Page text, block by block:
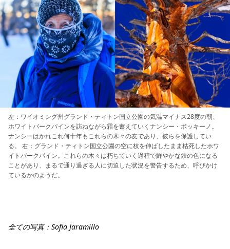
左：ワイオミング州グランド・ティトン国立公園の気温マイナス28度の朝、
ホワイトバークパインを訪ねながら霜を蓄えていくナンシー・ボッキーノ。
ナンシーはかれこれ何十年もこれらの木々の友であり、彼らを保護してい
る。 右：グランド・ティトン国立公園の空に枝を伸ばしたまま枯死したホワ
イトバークパイン。これらの木々は朽ちていく過程で鮮やかな鉄の色になる
ことがあり、まるで通り過ぎる人に切迫した状況を警告するため、呼びかけ
ているかのようだ。
全ての写真：Sofia Jaramillo